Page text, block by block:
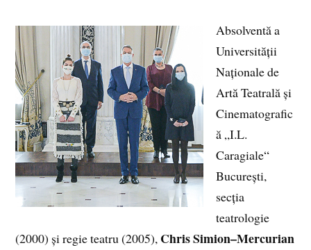
Absolventă a
Universității
Naționale de
Artă Teatrală și
Cinematografic
ă „I.L.
Caragiale“
București,
secția
teatrologie
(2000) și regie teatru (2005), Chris Simion–Mercurian